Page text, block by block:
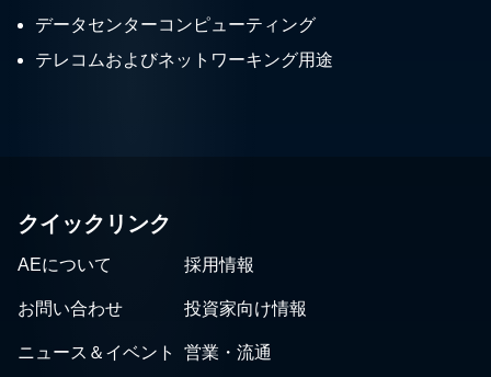
データセンターコンピューティング
テレコムおよびネットワーキング用途
クイックリンク
AEについて 採用情報
お問い合わせ 投資家向け情報
ニュース＆イベント 営業・流通